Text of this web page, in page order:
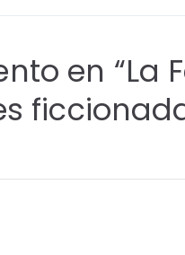
en “La